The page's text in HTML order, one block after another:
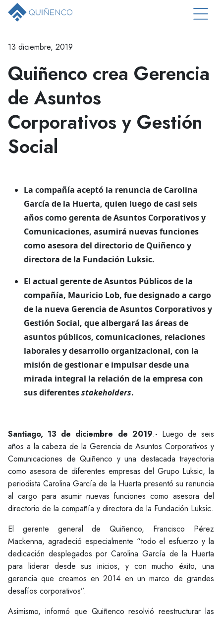
13 diciembre, 2019
Quiñenco crea Gerencia
de Asuntos
Corporativos y Gestión
Social
La compañía aceptó la renuncia de Carolina
García de la Huerta, quien luego de casi seis
años como gerenta de Asuntos Corporativos y
Comunicaciones, asumirá nuevas funciones
como asesora del directorio de Quiñenco y
directora de la Fundación Luksic.
El actual gerente de Asuntos Públicos de la
compañía, Mauricio Lob, fue designado a cargo
de la nueva Gerencia de Asuntos Corporativos y
Gestión Social, que albergará las áreas de
asuntos públicos, comunicaciones, relaciones
laborales y desarrollo organizacional, con la
misión de gestionar e impulsar desde una
mirada integral la relación de la empresa con
sus diferentesstakeholders.
Santiago, 13 de diciembre de 2019.- Luego de seis
años a la cabeza de la Gerencia de Asuntos Corporativos y
Comunicaciones de Quiñenco y una destacada trayectoria
como asesora de diferentes empresas del Grupo Luksic, la
periodista Carolina García de la Huerta presentó su renuncia
al cargo para asumir nuevas funciones como asesora del
directorio de la compañía y directora de la Fundación Luksic.
El gerente general de Quiñenco, Francisco Pérez
Mackenna, agradeció especialmente “todo el esfuerzo y la
dedicación desplegados por Carolina García de la Huerta
para liderar desde sus inicios, y con mucho éxito, una
gerencia que creamos en 2014 en un marco de grandes
desafíos corporativos”.
Asimismo, informó que Quiñenco resolvió reestructurar las